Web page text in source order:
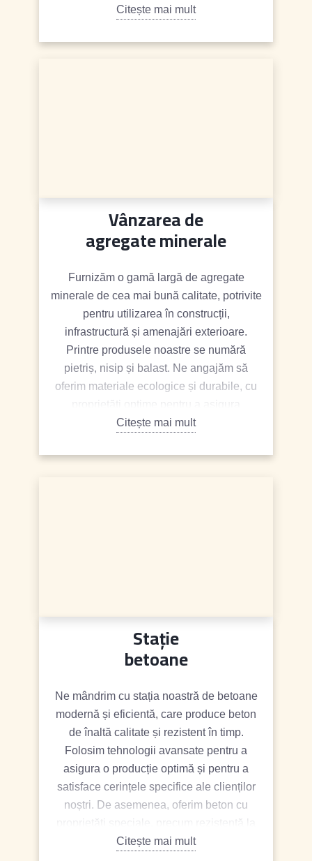
asupra mediului înconjurător.
Citește mai mult
Vânzarea de
agregate minerale
Furnizăm o gamă largă de agregate
minerale de cea mai bună calitate, potrivite
pentru utilizarea în construcții,
infrastructură și amenajări exterioare.
Printre produsele noastre se numără
pietriș, nisip și balast. Ne angajăm să
oferim materiale ecologice și durabile, cu
rezistența și longevitatea proiectelor dvs.
Citește mai mult
Stație
betoane
Ne mândrim cu stația noastră de betoane
modernă și eficientă, care produce beton
de înaltă calitate și rezistent în timp.
Folosim tehnologii avansate pentru a
asigura o producție optimă și pentru a
satisface cerințele specifice ale clienților
noștri. De asemenea, oferim beton cu
foc sau impermeabilitate, pentru a
Citește mai mult